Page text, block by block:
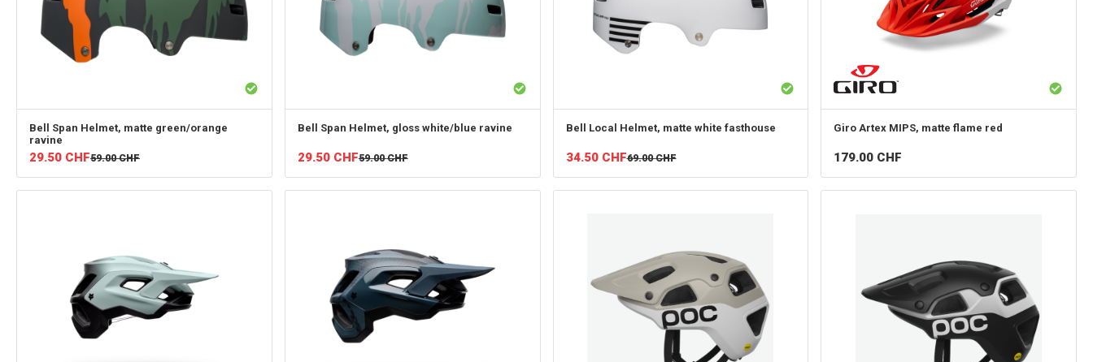
Bell
Span Helmet, matte green/orange
ravine
29.50 CHF59.00 CHF
Bell Span Helmet, gloss white/blue ravine
29.50 CHF59.00 CHF
Bell Local Helmet, matte white fasthouse
34.50 CHF69.00 CHF
Giro Artex MIPS, matte flame red
179.00 CHF